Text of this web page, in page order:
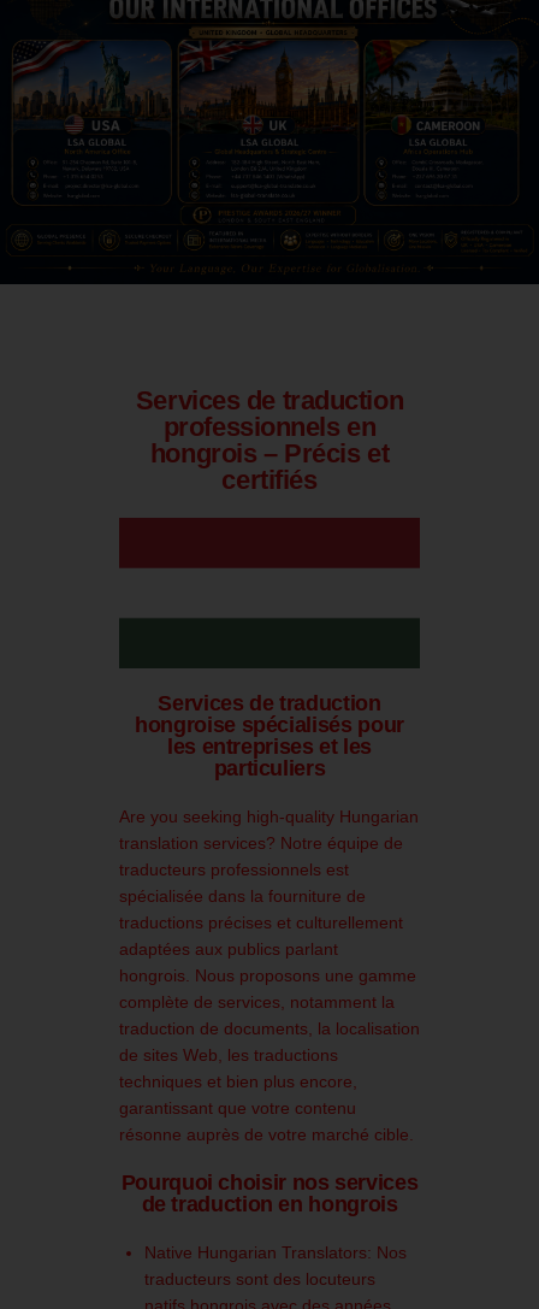
Services de traduction
professionnels en
hongrois – Précis et
certifiés
Services de traduction
hongroise spécialisés pour
les entreprises et les
particuliers
Are you seeking high-quality Hungarian
translation services? Notre équipe de
traducteurs professionnels est
spécialisée dans la fourniture de
traductions précises et culturellement
adaptées aux publics parlant
hongrois.
Nous proposons une gamme
complète de services, notamment la
traduction de documents, la localisation
de sites Web, les traductions
techniques et bien plus encore,
garantissant que votre contenu
résonne auprès de votre marché cible.
Pourquoi choisir nos services
de traduction en hongrois
Native Hungarian Translators: Nos
traducteurs sont des locuteurs